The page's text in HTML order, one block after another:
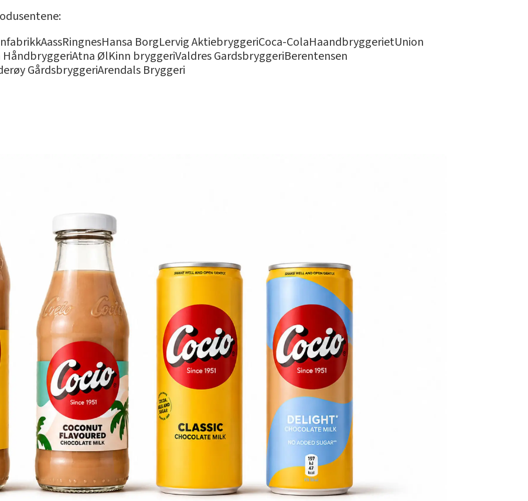
BorgLervig AktiebryggeriCoca-ColaHaandbryggerietUnion
ØlKinn bryggeriValdres GardsbryggeriBerentensen
GårdsbryggeriArendals Bryggeri